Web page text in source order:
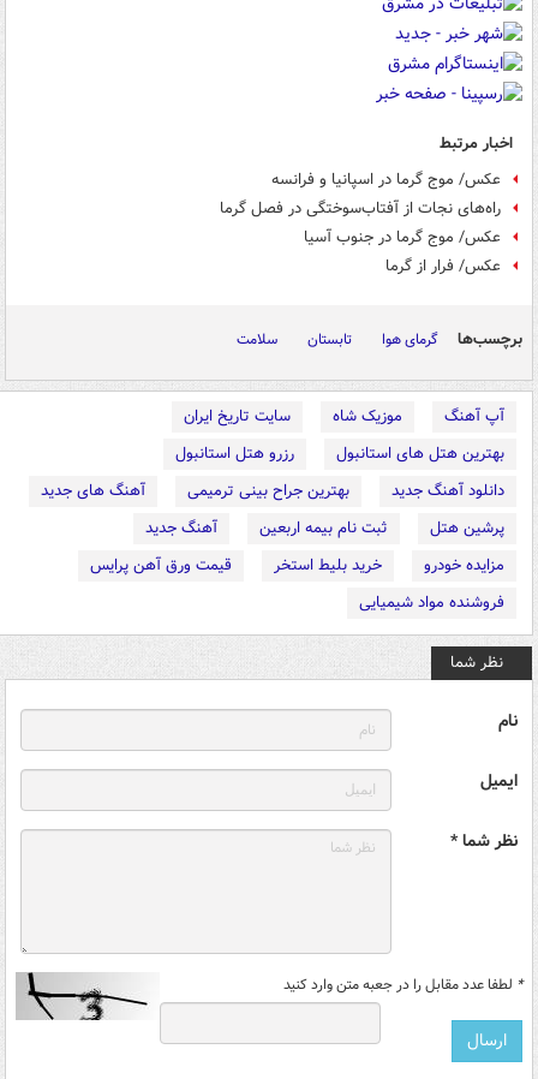
اخبار مرتبط
عکس/ موج گرما در اسپانیا و فرانسه
راه‌های نجات از آفتاب‌سوختگی در فصل گرما
عکس/ موج گرما در جنوب آسیا
عکس/ فرار از گرما
برچسب‌ها گرمای هوا تابستان سلامت
آپ آهنگ موزیک شاه
سایت تاریخ ایران
بهترین هتل های استانبول
رزرو هتل استانبول
دانلود آهنگ جدید
بهترین جراح بینی ترمیمی
آهنگ های جدید
پرشین هتل
ثبت نام بیمه اربعین
آهنگ جدید
مزایده خودرو
خرید بلیط استخر
قیمت ورق آهن پرایس
فروشنده مواد شیمیایی
نظر شما
نام
ایمیل
نظر شما *
* لطفا عدد مقابل را در جعبه متن وارد کنید